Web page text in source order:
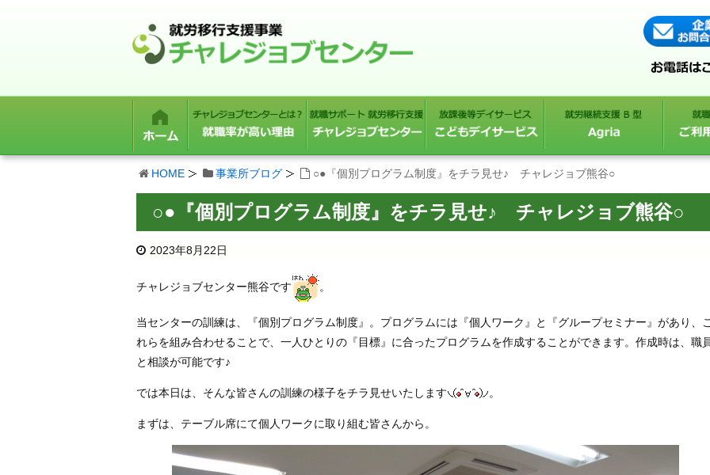
HOME 事業所ブログ ○●『個別プログラム制度』をチラ見せ♪ チャレジョブ熊谷○
○●『個別プログラム制度』をチラ見せ♪ チャレジョブ熊谷○
2023年8月22日
チャレジョブセンター熊谷です 。
当センターの訓練は、『個別プログラム制度』。プログラムには『個人ワーク』と『グループセミナー』があり、
れらを組み合わせることで、一人ひとりの『目標』に合ったプログラムを作成することができます。作成時は、職
と相談が可能です♪
では本日は、そんな皆さんの訓練の様子をチラ見せいたします 。
まずは、テーブル席にて個人ワークに取り組む皆さんから。